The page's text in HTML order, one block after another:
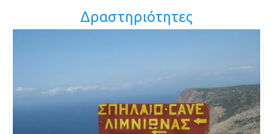
Δραστηριότητες